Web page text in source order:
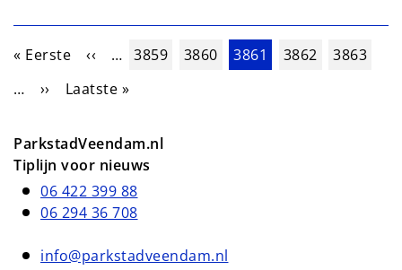
Paginering
Eerste pagina
« Eerste Vorige pagina
‹‹ … Pagina
3859 Pagina
3860 Huidige pagina
3861 Pagina
3862 Pagina
3863
…
Volgende pagina
›› Laatste pagina
Laatste »
ParkstadVeendam.nl
Tiplijn voor nieuws
06 422 399 88
06 294 36 708
info@parkstadveendam.nl